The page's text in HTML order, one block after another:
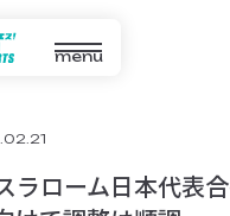
menu
ラローム日本代表